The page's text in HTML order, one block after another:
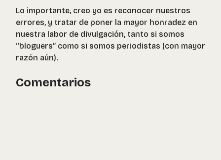
Lo importante, creo yo es reconocer nuestros
errores, y tratar de poner la mayor honradez en
nuestra labor de divulgación, tanto si somos
“bloguers” como si somos periodistas (con mayor
razón aún).
Comentarios